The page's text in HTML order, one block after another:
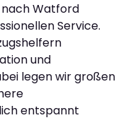
nach Watford
Service.
und
legen wir großen
entspannt